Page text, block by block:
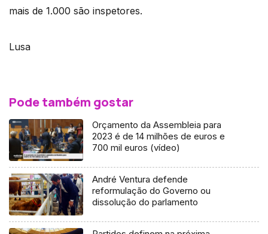
mais de 1.000 são inspetores.
Lusa
Pode também gostar
Orçamento da Assembleia para
2023 é de 14 milhões de euros e
700 mil euros (vídeo)
André Ventura defende
reformulação do Governo ou
dissolução do parlamento